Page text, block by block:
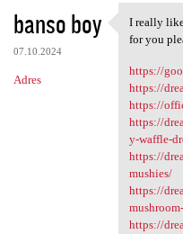
banso boy
07.10.2024
Adres
I really
I really
for you
https://
https://
https://
https://
y-waffle-
https://
mushies/
https://
https://